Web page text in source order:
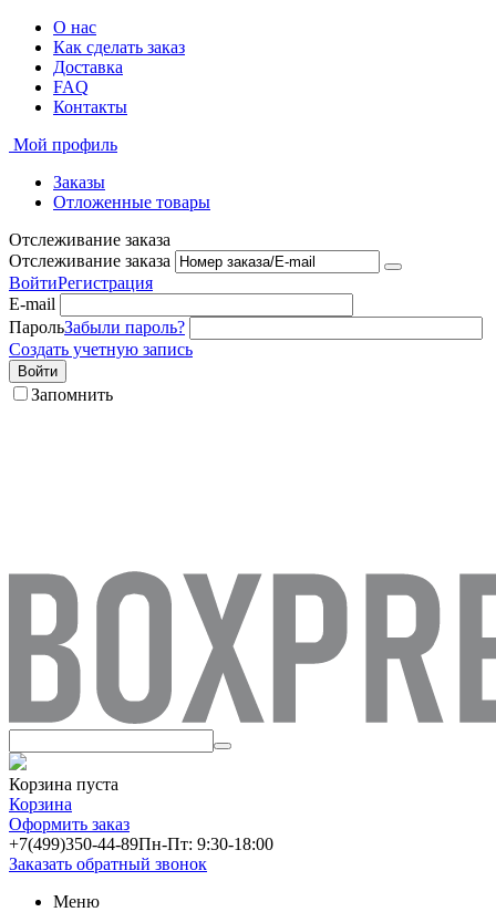
О нас
Как сделать заказ
Доставка
FAQ
Контакты
Мой профиль
Заказы
Отложенные товары
Отслеживание заказа
Отслеживание заказа
ВойтиРегистрация
E-mail
ПарольЗабыли пароль?
Создать учетную запись
Войти
Запомнить
Корзина пуста
Корзина
Оформить заказ
+7(499)350-44-89Пн-Пт: 9:30-18:00
Заказать обратный звонок
Меню